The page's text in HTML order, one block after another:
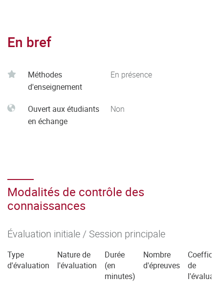
En bref
Méthodes
d'enseignement
En présence
Ouvert aux étudiants
en échange
Non
Modalités de contrôle des
connaissances
Évaluation initiale / Session principale
Type
d'évaluation
Nature de
l'évaluation
Durée
(en
minutes)
Nombre
d'épreuves
de